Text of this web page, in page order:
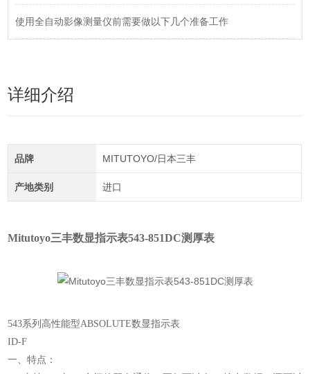
使用全自动影像测量仪前需要做以下几个准备工作
详细介绍
品牌 MITUTOYO/日本三丰
产地类别 进口
Mitutoyo三丰数显指示表543-851DC测厚表
543系列高性能型ABSOLUTE数显指示表
ID-F
一、特点：